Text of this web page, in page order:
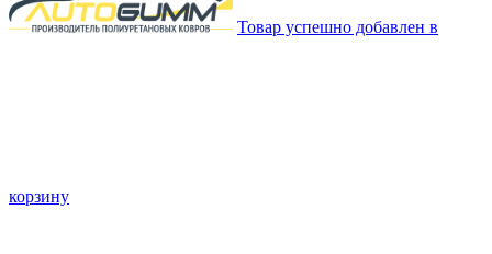
Товар успешно добавлен в
корзину